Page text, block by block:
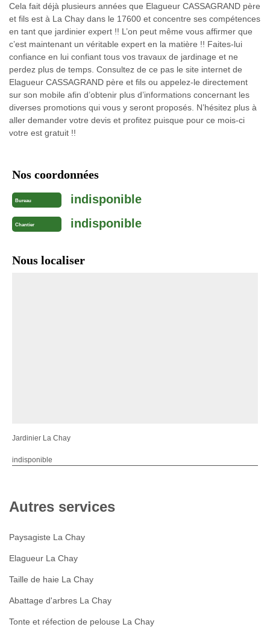
Cela fait déjà plusieurs années que Elagueur CASSAGRAND père
et fils est à La Chay dans le 17600 et concentre ses compétences
en tant que jardinier expert !! L’on peut même vous affirmer que
c’est maintenant un véritable expert en la matière !! Faites-lui
confiance en lui confiant tous vos travaux de jardinage et ne
perdez plus de temps. Consultez de ce pas le site internet de
Elagueur CASSAGRAND père et fils ou appelez-le directement
sur son mobile afin d’obtenir plus d’informations concernant les
diverses promotions qui vous y seront proposés. N’hésitez plus à
aller demander votre devis et profitez puisque pour ce mois-ci
votre est gratuit !!
Nos coordonnées
Bureau indisponible
Chantier indisponible
Nous localiser
Jardinier La Chay
indisponible
Autres services
Paysagiste La Chay
Elagueur La Chay
Taille de haie La Chay
Abattage d'arbres La Chay
Tonte et réfection de pelouse La Chay